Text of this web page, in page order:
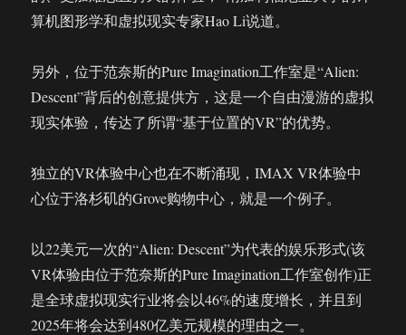
算机图形学和虚拟现实专家Hao Li说道。
另外，位于范奈斯的Pure Imagination工作室是“Alien:
Descent”背后的创意提供方，这是一个自由漫游的虚拟
现实体验，传达了所谓“基于位置的VR”的优势。
独立的VR体验中心也在不断涌现，IMAX VR体验中
心位于洛杉矶的Grove购物中心，就是一个例子。
以22美元一次的“Alien: Descent”为代表的娱乐形式(该
VR体验由位于范奈斯的Pure Imagination工作室创作)正
是全球虚拟现实行业将会以46%的速度增长，并且到
2025年将会达到480亿美元规模的理由之一。